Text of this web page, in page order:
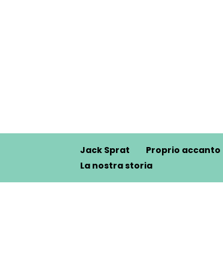
Jack Sprat Proprio accanto
La nostra storia